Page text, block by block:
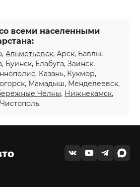
всеми населенными
, Альметьевск, Арск, Бавлы,
Буинск, Елабуга, Заинск,
Казань, Кукмор,
Мамадыш, Менделеевск,
Челны, Нижнекамск,